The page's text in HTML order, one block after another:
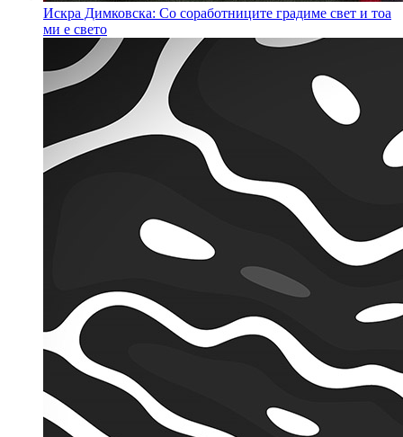
Искра Димковска: Со соработниците градиме свет и тоа
ми е свето